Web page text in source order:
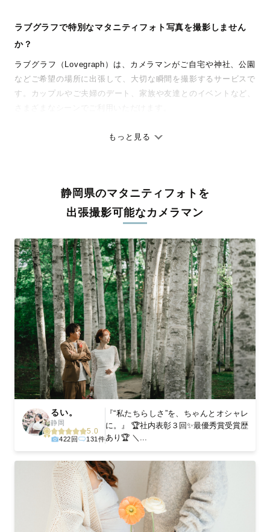
ラブグラフで特別なマタニティフォト写真を撮影しません
か？
ラブグラフ（Lovegraph）は、カメラマンがご自宅や神社、公園
などご希望の場所に出張して、大切な瞬間を撮影するサービスで
す。カップルやご夫婦のデート、家族や友達とのイベントなど、
ありのままの空気感を大切に、何十年経っても見返したくなるよ
料金は全国どこでも一律。わかりやすく安心の価格設定です。オ
リジナルの研修と厳正な審査に合格し、撮影技術やホスピタリテ
ィを身につけたプロのカメラマンが全国47都道府県に在籍してい
験をお届けします。
丁寧なレタッチで思い出を美しく仕上げます
撮影後は、独自の編集技術で写真の明るさや色合いを丁寧に調
整。自然な雰囲気を残しつつも、おしゃれで洗練された仕上がり
に。きっと「こんな写真を撮ってほしかった！」と思える一枚に
出会えます。まずは、ラブグラフの撮影事例をご覧ください。
もっと見る
静岡県のマタニティフォトを
出張撮影可能なカメラマン
るい。
静岡
5.0
422回 131件
『“私たちらしさ”を、ちゃんとオシャレ
に。』 🏆社内表彰３回✨最優秀賞受賞歴
あり🏆 ＼...